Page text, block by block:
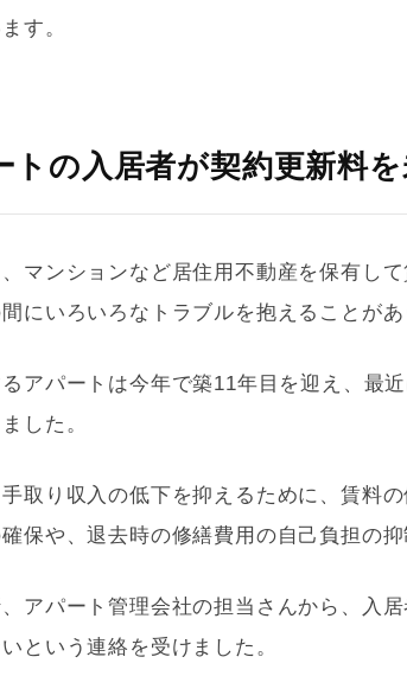
す。
トの入居者が契約更新料
マンションなど居住用不動産を保有し
にいろいろなトラブルを抱えることがあ
アパートは今年で築11年目を迎え、最
した。
取り収入の低下を抑えるために、賃料
保や、退去時の修繕費用の自己負担の抑
アパート管理会社の担当さんから、入
という連絡を受けました。